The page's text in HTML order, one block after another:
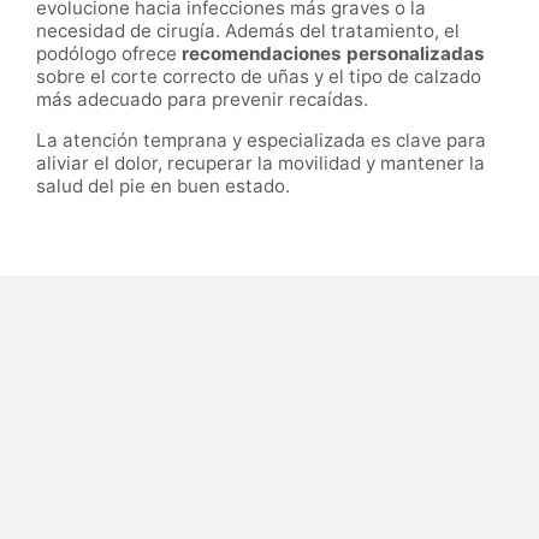
evolucione hacia infecciones más graves o la
necesidad de cirugía. Además del tratamiento, el
podólogo ofrece recomendaciones personalizadas
sobre el corte correcto de uñas y el tipo de calzado
más adecuado para prevenir recaídas.
La atención temprana y especializada es clave para
aliviar el dolor, recuperar la movilidad y mantener la
salud del pie en buen estado.